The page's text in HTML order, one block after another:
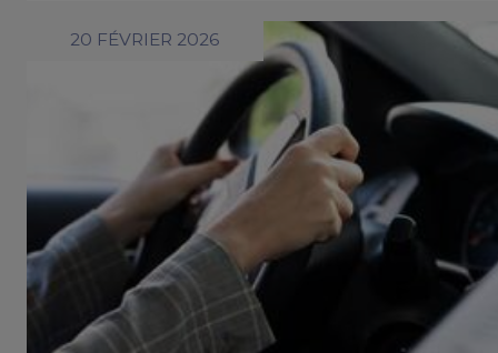
20 FÉVRIER 2026